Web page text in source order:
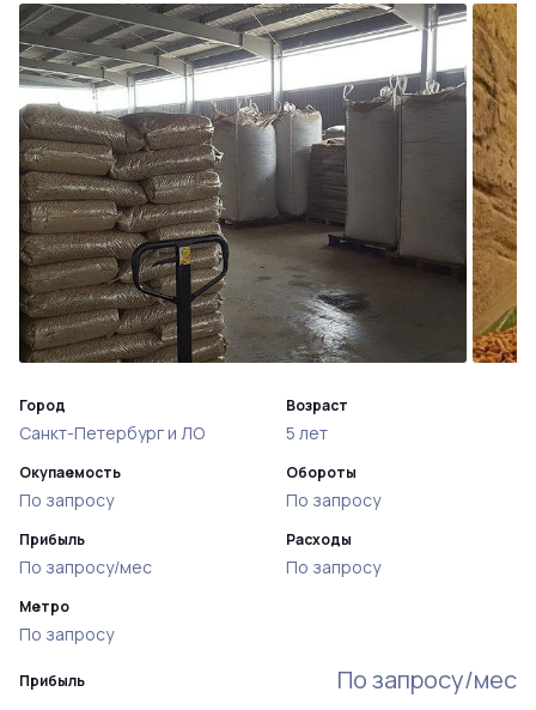
Прибыль По запросу/мес
Город
Санкт-Петербург и ЛО
Окупаемость
По запросу
Прибыль
По запросу/мес
Возраст
5 лет
Обороты
По запросу
Расходы
По запросу
Метро
По запросу